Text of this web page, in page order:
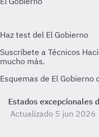
Esquemas de El
Estados excepcionales
Actualizado 5 jun 2026